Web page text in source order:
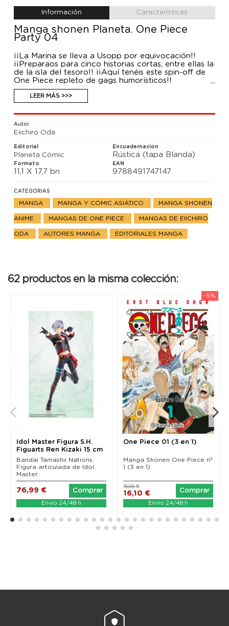
Información Características
Manga shonen Planeta. One Piece
Party 04
¡¡La Marina se lleva a Usopp por equivocación!!
¡¡Preparaos para cinco historias cortas, entre ellas la
de la isla del tesoro!! ¡¡Aquí tenéis este spin-off de
One Piece repleto de gags humorísticos!!
LEER MÁS >>>
Autor
Eiichiro Oda
Editorial
Planeta Cómic
Encuadernacion
Rústica (tapa Blanda)
Formato
11,1 X 17,7 bn
EAN
9788491747147
CATEGORIAS
MANGA MANGA Y CÓMIC ASIÁTICO MANGA SHONEN
ANIME MANGAS DE ONE PIECE MANGAS DE EIICHIRO
ODA AUTORES MANGA EDITORIALES MANGA
62 productos en la misma colección:
Idol Master Figura S.H.
Figuarts Ren Kizaki 15 cm
Bandai Tamashii Nations.
Figura articulada de Idol
Master.
76,99 € Comprar
Envío 24/48 h
-5%
One Piece 01 (3 en 1)
Manga Shonen One Piece nº
1 (3 en 1).
16,10 €
16,95 €
Comprar
Envío 24/48 h